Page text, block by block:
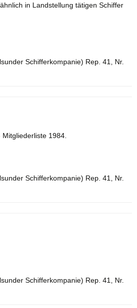
in Landstellung tätigen Schiffer
Schifferkompanie) Rep. 41, Nr.
1984.
Schifferkompanie) Rep. 41, Nr.
Schifferkompanie) Rep. 41, Nr.